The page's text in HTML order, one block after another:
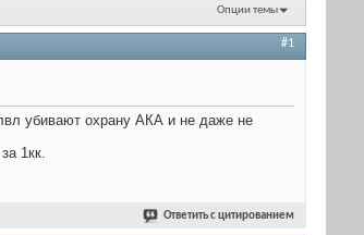
Опции темы
#1
убивают охрану АКА и не даже не
1кк.
Ответить с цитированием